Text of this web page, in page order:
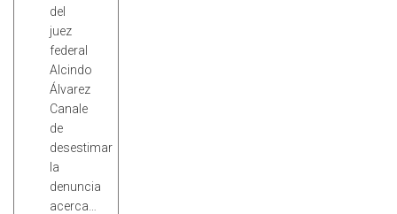
del
juez
federal
Alcindo
Álvarez
Canale
de
desestimar
la
denuncia
acerca…